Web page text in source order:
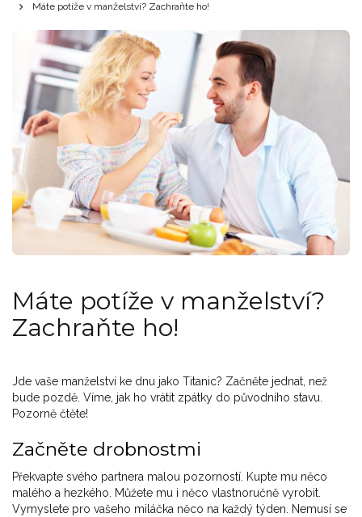
Máte potíže v manželství? Zachraňte ho!
Máte potíže v manželství?
Zachraňte ho!
Jde vaše manželství ke dnu jako Titanic? Začněte jednat, než
bude pozdě. Víme, jak ho vrátit zpátky do původního stavu.
Pozorně čtěte!
Začněte drobnostmi
Překvapte svého partnera malou pozorností. Kupte mu něco
malého a hezkého. Můžete mu i něco vlastnoručně vyrobit.
Vymyslete pro vašeho miláčka něco na každý týden. Nemusí se